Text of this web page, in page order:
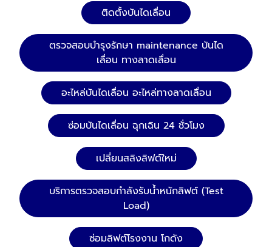
ติดตั้งบันไดเลื่อน
ตรวจสอบบำรุงรักษา maintenance บันได
เลื่อน ทางลาดเลื่อน
อะไหล่บันไดเลื่อน อะไหล่ทางลาดเลื่อน
ซ่อมบันไดเลื่อน ฉุกเฉิน 24 ชั่วโมง
เปลี่ยนสลิงลิฟต์ใหม่
บริการตรวจสอบกำลังรับน้ำหนักลิฟต์ (Test
Load)
ซ่อมลิฟต์โรงงาน โกดัง